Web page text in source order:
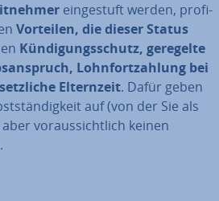
ein­ge­stuft werden, pro­fi­
Vorteilen, die dieser Status
Kün­di­gungs­schutz, geregelte
Lohn­fort­zah­lung bei
El­tern­zeit. Dafür geben
auf (von der Sie als
vor­aus­sicht­lich keinen